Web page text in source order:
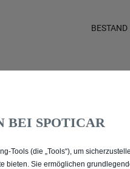
BESTAND
IN-
SPOTICAR
Tools (die „Tools“), um
bieten. Sie ermöglichen